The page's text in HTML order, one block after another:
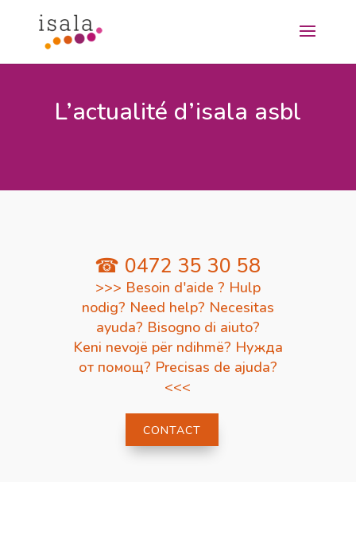
L’actualité d’isala asbl
☎ 0472 35 30 58
>>> Besoin d'aide ? Hulp
nodig? Need help? Necesitas
ayuda? Bisogno di aiuto?
Keni nevojë për ndihmë? Нужда
от помощ? Precisas de ajuda?
<<<
CONTACT